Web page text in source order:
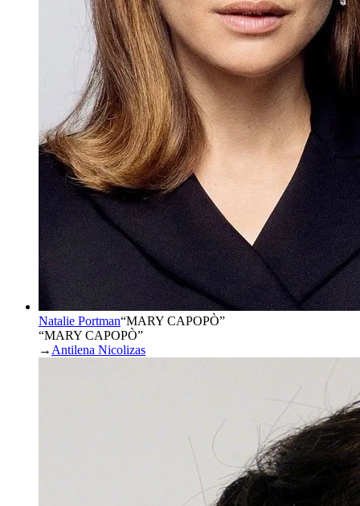
Natalie Portman“MARY CAPOPÒ”
“MARY CAPOPÒ”
→ Antilena Nicolizas